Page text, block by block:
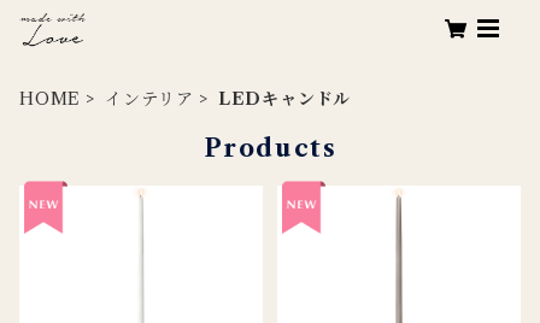
HOME インテリア LEDキャンドル
Products